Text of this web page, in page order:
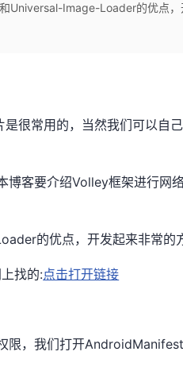
Universal-Image-Loader的优点，
很常用的，当然我们可以自
博客要介绍Volley框架进行网
的优点，开发起来非常的
找的:点击打开链接
限，我们打开